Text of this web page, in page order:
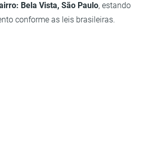
Bela Vista, São Paulo, estando
conforme as leis brasileiras.